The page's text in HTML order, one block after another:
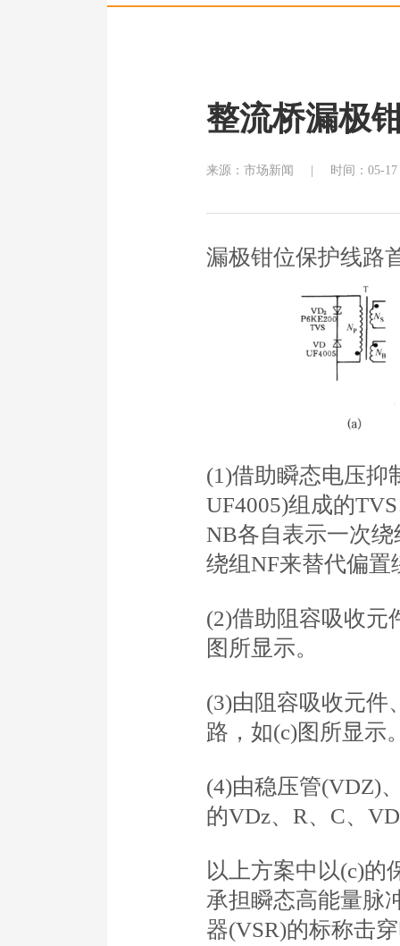
整流桥漏极
来源：市场新闻 时间：05-17
漏极钳位保护线路
(1)借助瞬态电压抑
UF4005)组成的
NB各自表示一次
绕组NF来替代偏置
(2)借助阻容吸收元
图所显示。
(3)由阻容吸收元件
路，如(c)图所显示
(4)由稳压管(VDZ)
的VDz、R、C、
以上方案中以(c)的
承担瞬态高能量脉
器(VSR)的标称击